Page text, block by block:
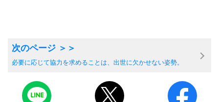
必要に応じて協力を求めることは、出世に欠かせない姿勢。